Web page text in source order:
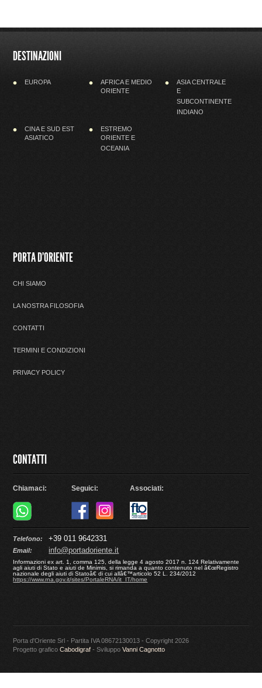
DESTINAZIONI
EUROPA AFRICA E MEDIO
ORIENTE
ASIA CENTRALE
E
SUBCONTINENTE
INDIANO
CINA E SUD EST
ASIATICO
ESTREMO
ORIENTE E
OCEANIA
PORTA D'ORIENTE
CHI SIAMO
LA NOSTRA FILOSOFIA
CONTATTI
TERMINI E CONDIZIONI
PRIVACY POLICY
CONTATTI
Chiamaci: Seguici: Associati:
Telefono: +39 011 9642331
Email: info@portadoriente.it
Informazioni ex art. 1, comma 125, della legge 4 agosto 2017 n. 124 Relativamente
agli aiuti di Stato e aiuti de Minimis, si rimanda a quanto contenuto nel â€œRegistro
nazionale degli aiuti di Statoâ€ di cui allâ€™articolo 52 L. 234/2012
https://www.rna.gov.it/sites/PortaleRNA/it_IT/home
Porta d'Oriente Srl - Partita IVA 08672130013 - Copyright 2026
Progetto graficoCabodigraf - SviluppoVanni Cagnotto